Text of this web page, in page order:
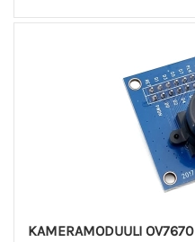
KAMERAMODUULI OV7670